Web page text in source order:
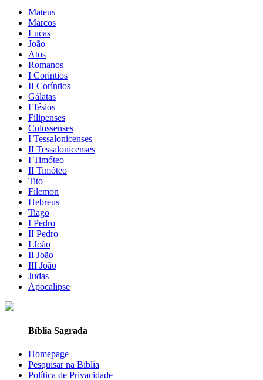
Mateus
Marcos
Lucas
João
Atos
Romanos
I Coríntios
II Coríntios
Gálatas
Efésios
Filipenses
Colossenses
I Tessalonicenses
II Tessalonicenses
I Timóteo
II Timóteo
Tito
Filemon
Hebreus
Tiago
I Pedro
II Pedro
I João
II João
III João
Judas
Apocalipse
Bíblia Sagrada
Homepage
Pesquisar na Bíblia
Política de Privacidade